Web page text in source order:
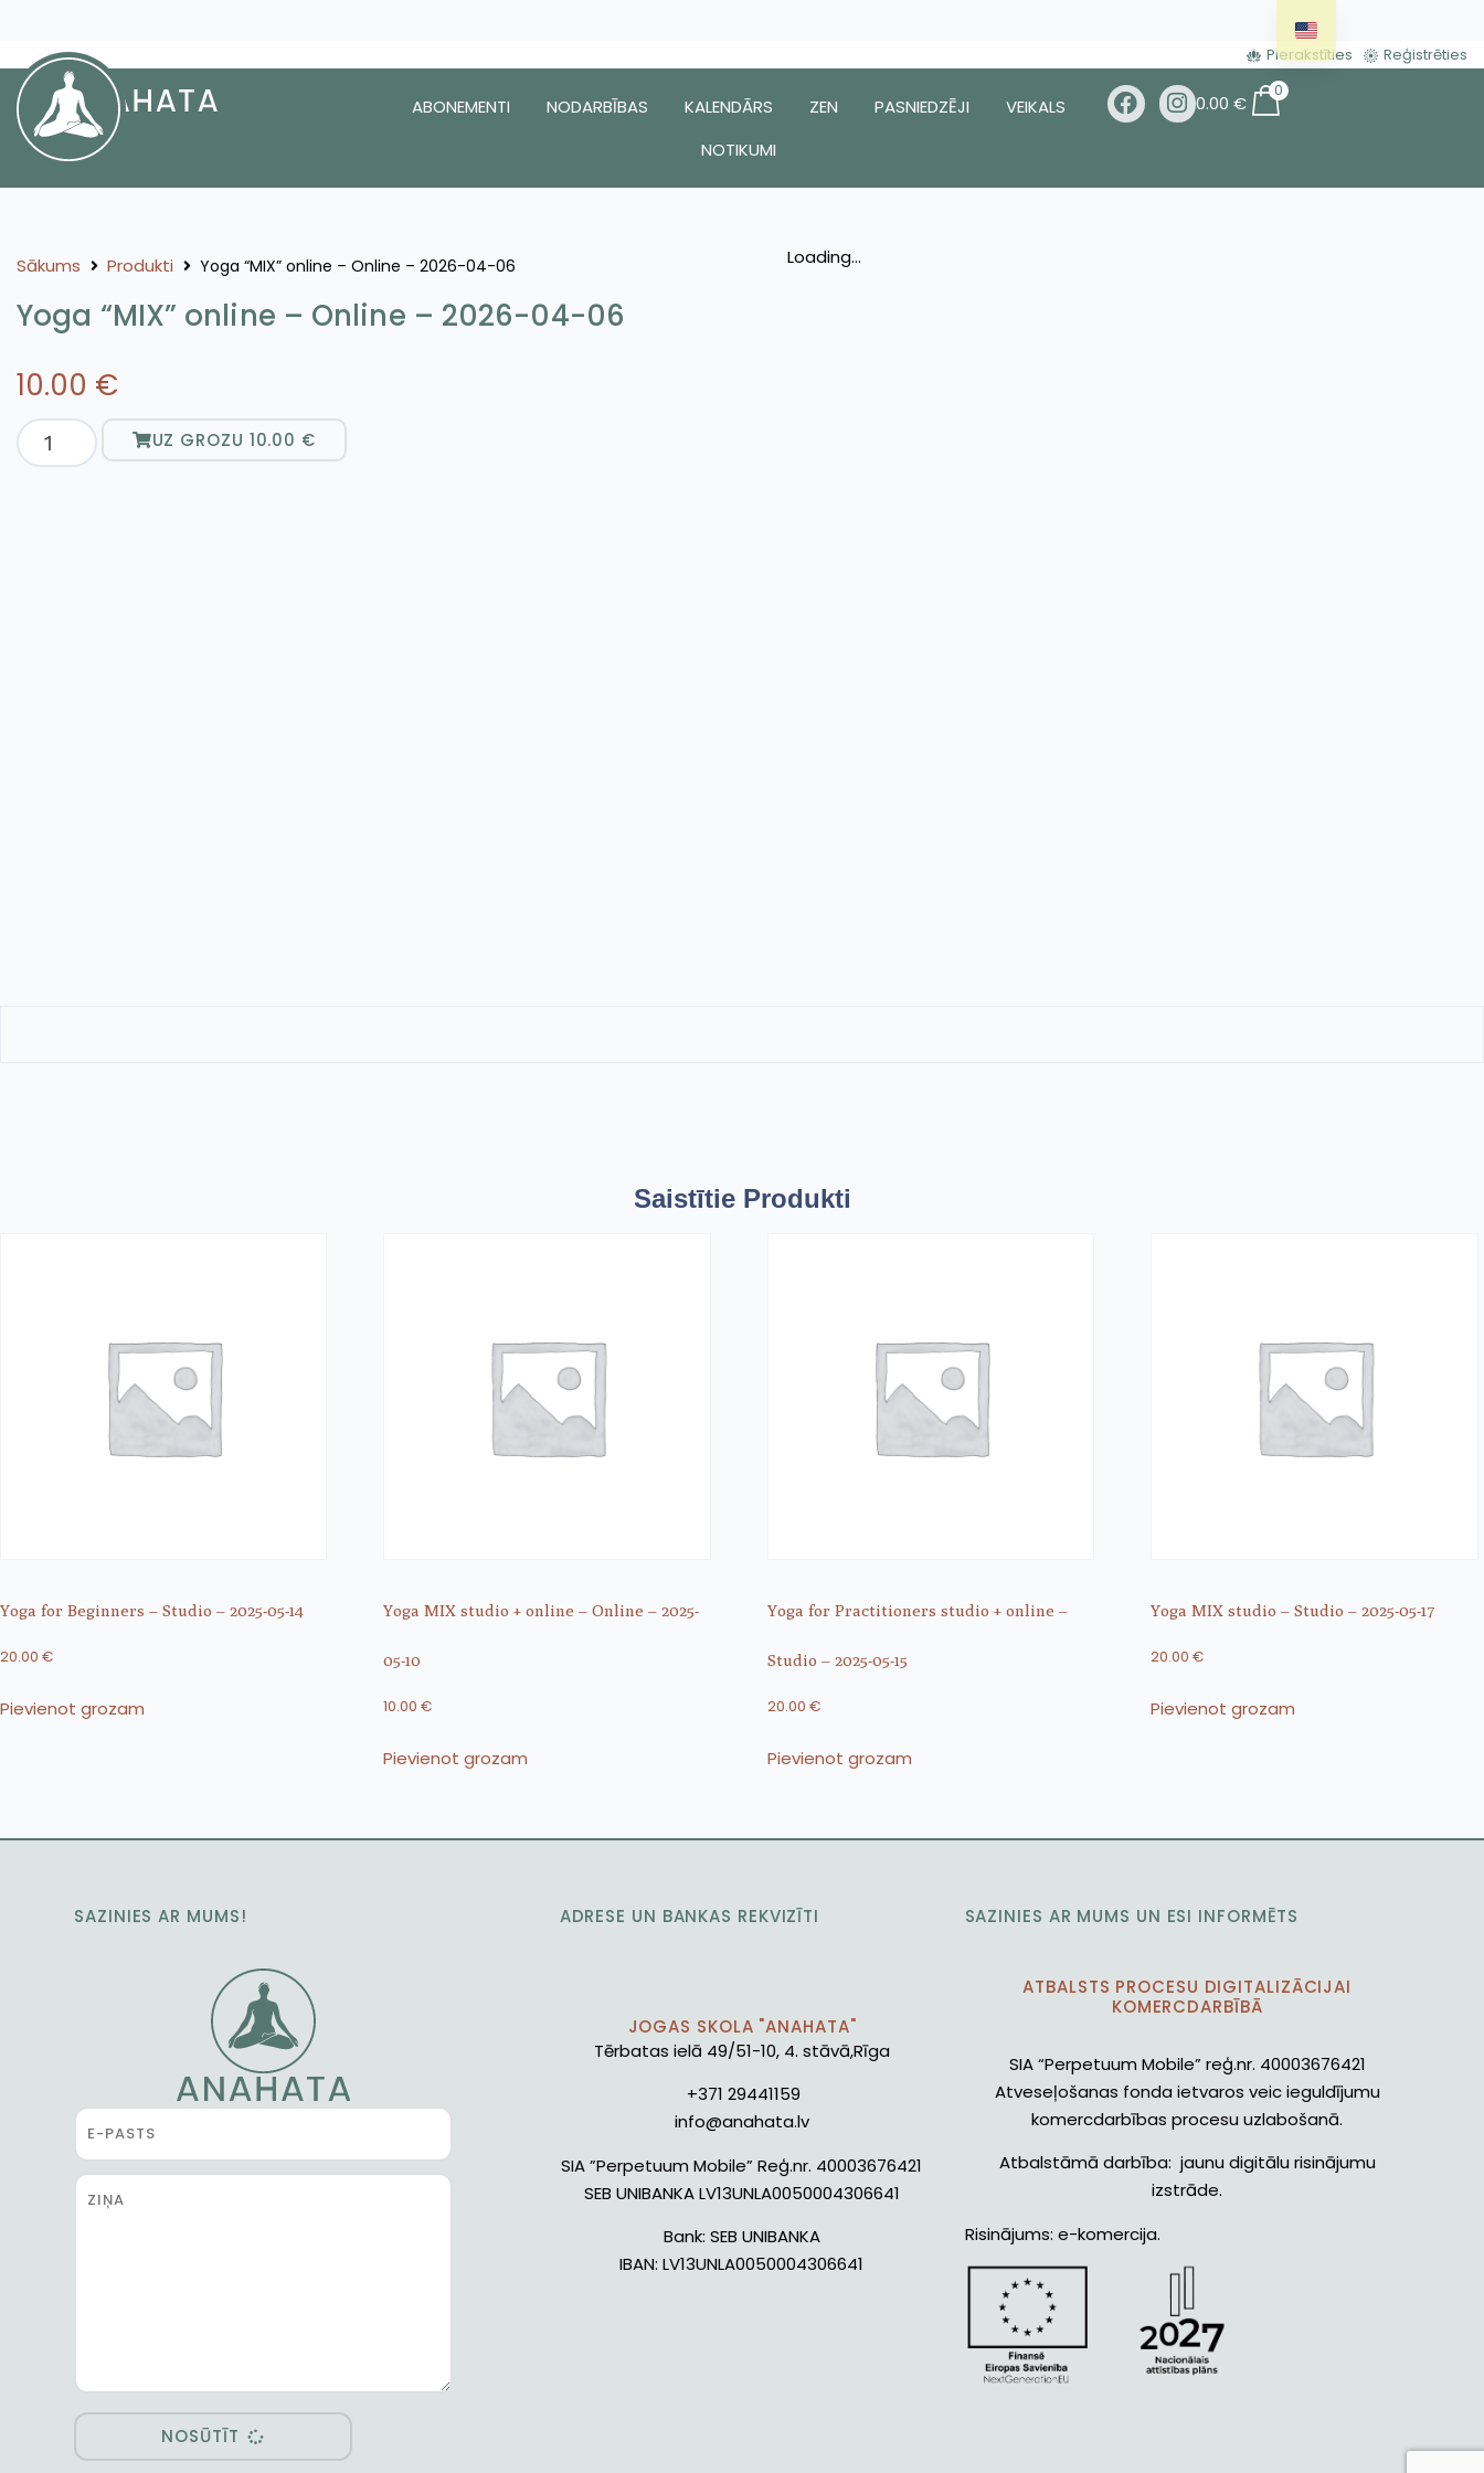
Pierakstīties Reģistrēties
ABONEMENTI NODARBĪBAS KALENDĀRS ZEN PASNIEDZĒJI
VEIKALS
NOTIKUMI
0.00€
0
Sākums Produkti Yoga “MIX” online – Online – 2026-04-06
Yoga “MIX” online – Online – 2026-04-06
10.00 €
UZ GROZU 10.00 €
Loading...
Saistītie Produkti
Yoga for Beginners – Studio – 2025-05-14
20.00 €
Pievienot grozam
Yoga MIX studio + online – Online – 2025-
05-10
10.00€
Pievienot grozam
Yoga for Practitioners studio + online –
Studio – 2025-05-15
20.00 €
Pievienot grozam
Yoga MIX studio – Studio – 2025-05-17
20.00€
Pievienot grozam
SAZINIES AR MUMS!
NOSŪTĪT
ADRESE UN BANKAS REKVIZĪTI
JOGAS SKOLA "ANAHATA"
Tērbatas ielā 49/51-10, 4. stāvā,Rīga
+371 29441159
info@anahata.lv
SIA ”Perpetuum Mobile” Reģ.nr. 40003676421
SEB UNIBANKA LV13UNLA0050004306641
Bank: SEB UNIBANKA
IBAN: LV13UNLA0050004306641
SAZINIES AR MUMS UN ESI INFORMĒTS
ATBALSTS PROCESU DIGITALIZĀCIJAI
KOMERCDARBĪBĀ
SIA “Perpetuum Mobile” reģ.nr. 40003676421
Atveseļošanas fonda ietvaros veic ieguldījumu
komercdarbības procesu uzlabošanā.
Atbalstāmā darbība: jaunu digitālu risinājumu
izstrāde.
Risinājums: e-komercija.